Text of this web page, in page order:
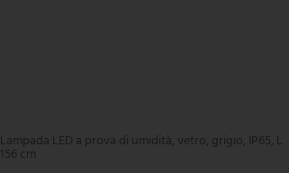
Lampada LED a prova di umidità, vetro, grigio, IP65, L
156 cm